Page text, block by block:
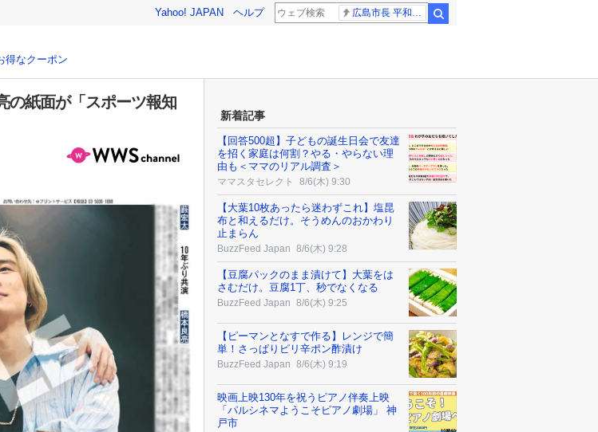
Yahoo! JAPAN ヘルプ 広島市長 平和宣言
得なクーポン
の紙面が「スポーツ報知
新着記事
【回答500超】子どもの誕生日会で友達
を招く家庭は何割？やる・やらない理
由も＜ママのリアル調査＞
ママスタセレクト 8/6(木) 9:30
【大葉10枚あったら迷わずこれ】塩昆
布と和えるだけ。そうめんのおかわり
止まらん
BuzzFeed Japan 8/6(木) 9:28
【豆腐パックのまま漬けて】大葉をは
さむだけ。豆腐1丁、秒でなくなる
BuzzFeed Japan 8/6(木) 9:25
【ピーマンとなすで作る】レンジで簡
単！さっぱりピリ辛ポン酢漬け
BuzzFeed Japan 8/6(木) 9:19
映画上映130年を祝うピアノ伴奏上映
「パルシネマようこそピアノ劇場」 神
戸市